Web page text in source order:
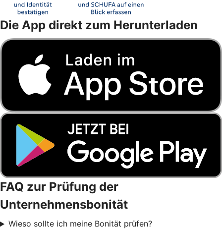
Die App direkt zum Herunterladen
FAQ zur Prüfung der
Unternehmensbonität
Wieso sollte ich meine Bonität prüfen?